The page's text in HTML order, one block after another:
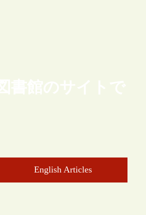
書館のサイトで
English Articles